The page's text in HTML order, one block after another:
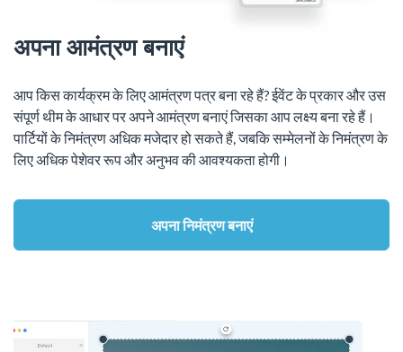
अपना आमंत्रण बनाएं
आप किस कार्यक्रम के लिए आमंत्रण पत्र बना रहे हैं? ईवेंट के प्रकार और उस
संपूर्ण थीम के आधार पर अपने आमंत्रण बनाएं जिसका आप लक्ष्य बना रहे हैं।
पार्टियों के निमंत्रण अधिक मजेदार हो सकते हैं, जबकि सम्मेलनों के निमंत्रण के
लिए अधिक पेशेवर रूप और अनुभव की आवश्यकता होगी।
अपना निमंत्रण बनाएं